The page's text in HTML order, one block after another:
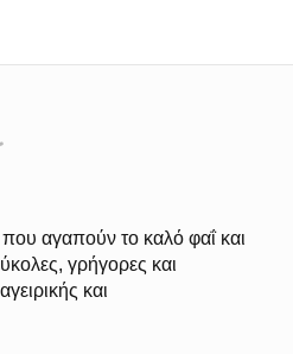
αγαπούν το καλό φαΐ και
γρήγορες και
και